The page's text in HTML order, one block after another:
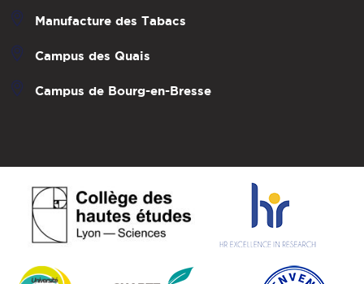
Manufacture des Tabacs
Campus des Quais
Campus de Bourg-en-Bresse